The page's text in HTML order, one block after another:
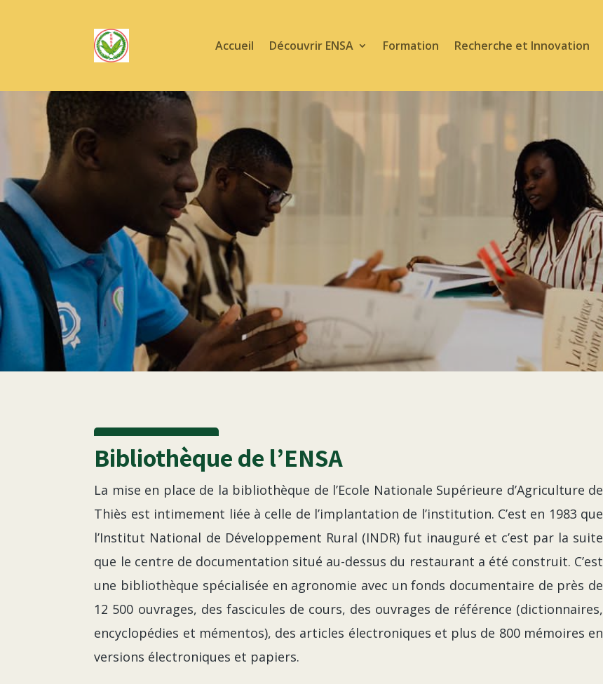
Accueil Découvrir ENSA Formation Recherche et Innovation
Bibliothèque de l’ENSA
La mise en place de la bibliothèque de l’Ecole Nationale Supérieure d’Agriculture de
Thiès est intimement liée à celle de l’implantation de l’institution. C’est en 1983 que
l’Institut National de Développement Rural (INDR) fut inauguré et c’est par la suite
que le centre de documentation situé au-dessus du restaurant a été construit. C’est
une bibliothèque spécialisée en agronomie avec un fonds documentaire de près de
12 500 ouvrages, des fascicules de cours, des ouvrages de référence (dictionnaires,
encyclopédies et mémentos), des articles électroniques et plus de 800 mémoires en
versions électroniques et papiers.